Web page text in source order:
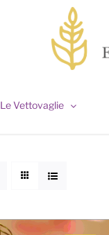
Le Vettovaglie